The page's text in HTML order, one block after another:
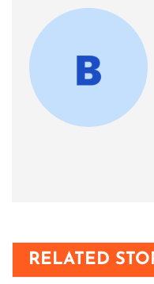
RELATED